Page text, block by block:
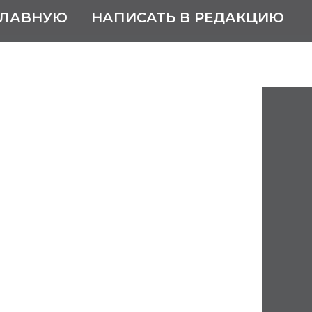
НАПИСАТЬ В РЕДАКЦИЮ
Сергеевич
1996
премии СССР
ныне Богородского района
политехнический институт им.
инженером-конструктором
в городе Челябинске.